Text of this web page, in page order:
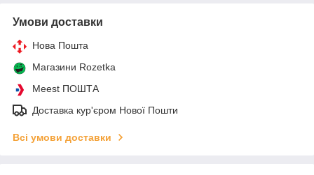
Умови доставки
Нова Пошта
Магазини Rozetka
Meest ПОШТА
Доставка кур'єром Нової Пошти
Всі умови доставки